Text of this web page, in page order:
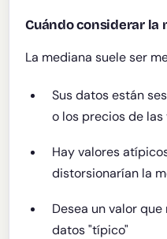
Cuándo considerar la
La mediana suele ser
Sus datos están
o los precios de
Hay valores
distorsionarían la
Desea un valor
datos "típico"